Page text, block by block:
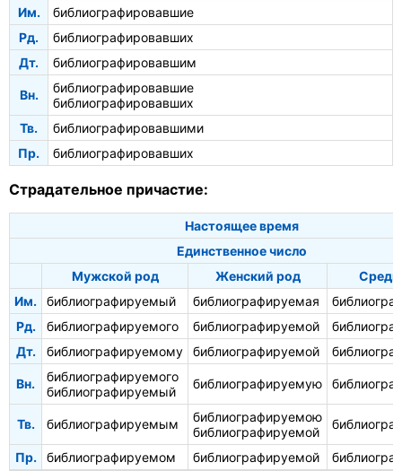
Им.
библиографировавшие
Рд.
библиографировавших
Дт.
библиографировавшим
Вн.
библиографировавшие
библиографировавших
Тв.
библиографировавшими
Пр.
библиографировавших
Страдательное причастие:
Настоящее время
Единственное число
Мужской род
Женский род
Им.
библиографируемый библиографируемая
Рд.
библиографируемого библиографируемой
Дт.
библиографируемому библиографируемой
Вн.
библиографируемого
библиографируемый
библиографируемую
Тв. библиографируемым
библиографируемою
библиографируемой
Пр. библиографируемом библиографируемой